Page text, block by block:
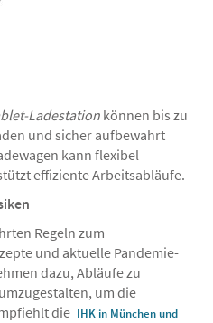
Ladestation können bis zu
und sicher aufbewahrt
kann flexibel
effiziente Arbeitsabläufe.
Regeln zum
und aktuelle Pandemie-
dazu, Abläufe zu
um die
die IHK in München und